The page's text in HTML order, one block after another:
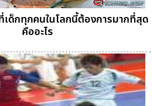
เด็กทุกคนในโลกนี้ต้องการมากที่สุด
คืออะไร